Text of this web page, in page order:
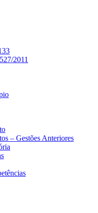
2011
– Gestões Anteriores